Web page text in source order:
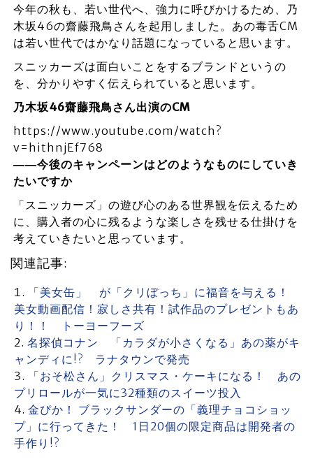
今年の秋も、若い世代へ、強力に呼びかけるため、乃
木坂46の齋藤飛鳥さんを起用しました。あの毒舌CM
は若い世代ではかなり話題になっていると思います。
スニッカーズは面白いことをするブランドというの
を、分かりやすく伝えられていると思います。
乃木坂46齋藤飛鳥さん出演のCM
https://www.youtube.com/watch?
v=hithnjEf768
――今後のキャンペーンはどのようなものにしていき
たいですか
「スニッカーズ」の遊び心のある世界観を伝えるため
に、購入者の心に残るような楽しさを残せる仕掛けを
考えていきたいと思っています。
関連記事:
「美女缶」 が「クリぼっち」に福音を与える！
美女動画配信！寂しさ共有！試作品のプレゼントもあ
り！！ トーヨーフーズ
名探偵コナン 「カラダが小さくなる」あの薬がキ
ャンディに!? ラナタウンで発売
「おそ松さん」クリスマス・ケーキになる！ あの
プリロールが一気に32種類のスイーツ投入
金ぴか！ ブラックサンダーの「義理チョコショッ
プ」に行ってきた！ 1日20個の限定商品は開発者の
手作り!?